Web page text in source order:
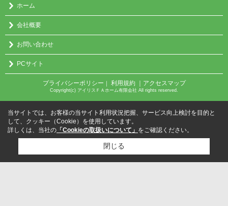
ホーム
会社概要
お問い合わせ
PCサイト
プライバシーポリシー ｜ 利用規約 ｜アクセスマップ
Copyright(c) アイリスＦＡホーム有限会社 All rights reserved.
当サイトでは、お客様の当サイト利用状況把握、サービス向上検討を目的と
して、クッキー（Cookie）を使用しています。
詳しくは、当社の 「Cookieの取扱いについて」 をご確認ください。
閉じる